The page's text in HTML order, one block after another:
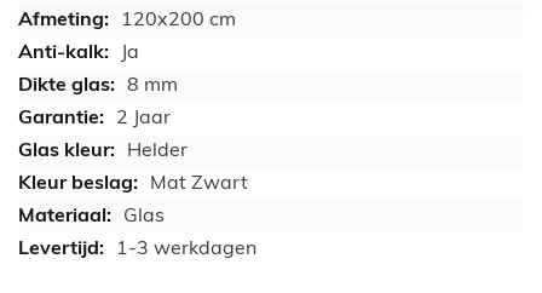
120x200 cm
Ja
8 mm
2 Jaar
Helder
Mat Zwart
Glas
1-3 werkdagen